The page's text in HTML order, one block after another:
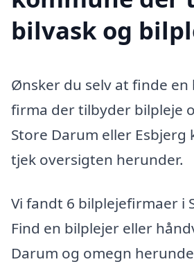
bilvask og
Ønsker du selv at finde en
firma der tilbyder bilpleje
Store Darum eller Esbjerg
tjek oversigten herunder.
Vi fandt 6 bilplejefirmaer i
Find en bilplejer eller
Darum og omegn